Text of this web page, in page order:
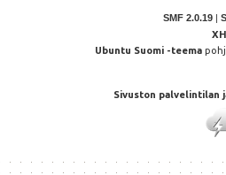
SMF 2.0.19 |
Ubuntu Suomi -teema
Sivuston palvelintilan